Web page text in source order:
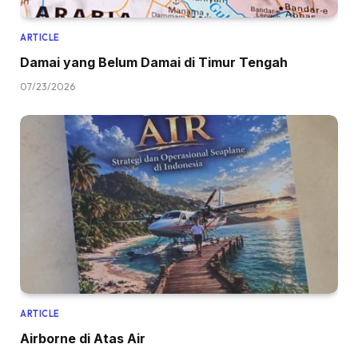
ARTICLE
Damai yang Belum Damai di Timur Tengah
07/23/2026
ARTICLE
Airborne di Atas Air